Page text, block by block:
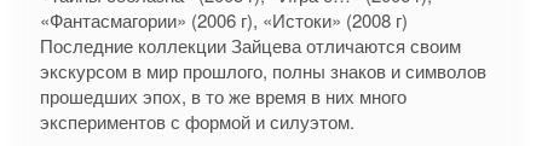
«Фантасмагории» (2006 г), «Истоки» (2008 г)
Последние коллекции Зайцева отличаются своим
экскурсом в мир прошлого, полны знаков и символов
прошедших эпох, в то же время в них много
экспериментов с формой и силуэтом.